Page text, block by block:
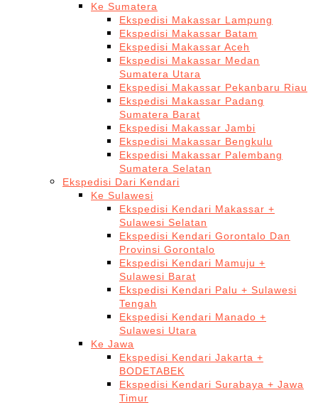
Ke Sumatera
Ekspedisi Makassar Lampung
Ekspedisi Makassar Batam
Ekspedisi Makassar Aceh
Ekspedisi Makassar Medan
Sumatera Utara
Ekspedisi Makassar Pekanbaru Riau
Ekspedisi Makassar Padang
Sumatera Barat
Ekspedisi Makassar Jambi
Ekspedisi Makassar Bengkulu
Ekspedisi Makassar Palembang
Sumatera Selatan
Ekspedisi Dari Kendari
Ke Sulawesi
Ekspedisi Kendari Makassar +
Sulawesi Selatan
Ekspedisi Kendari Gorontalo Dan
Provinsi Gorontalo
Ekspedisi Kendari Mamuju +
Sulawesi Barat
Ekspedisi Kendari Palu + Sulawesi
Tengah
Ekspedisi Kendari Manado +
Sulawesi Utara
Ke Jawa
Ekspedisi Kendari Jakarta +
BODETABEK
Ekspedisi Kendari Surabaya + Jawa
Timur